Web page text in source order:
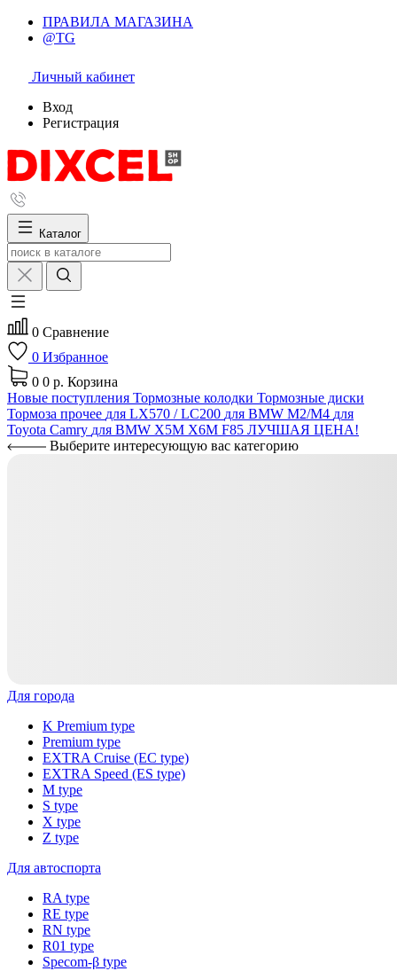
ПРАВИЛА МАГАЗИНА
@TG
Личный кабинет
Вход
Регистрация
Каталог
0 Сравнение
0 Избранное
0 0 р. Корзина
Новые поступления Тормозные колодки Тормозные диски
Тормоза прочее для LX570 / LC200 для BMW M2/M4 для
Toyota Camry для BMW X5M X6M F85 ЛУЧШАЯ ЦЕНА!
Выберите интересующую вас категорию
Для города
K Premium type
Premium type
EXTRA Cruise (EC type)
EXTRA Speed (ES type)
M type
S type
X type
Z type
Для автоспорта
RA type
RE type
RN type
R01 type
Specom-β type